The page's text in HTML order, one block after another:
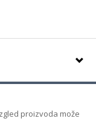
proizvoda može